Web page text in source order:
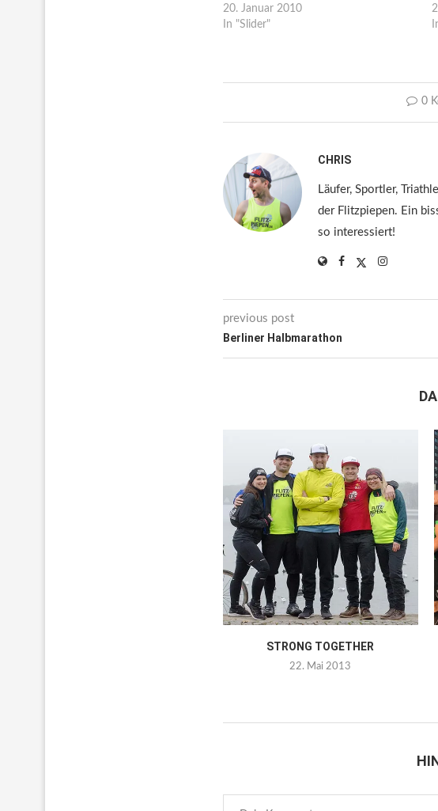
20. Januar 2010
In "Slider"
0
CHRIS
Läufer, Sportler,
der Flitzpiepen. Ein
so interessiert!
previous post
Berliner Halbmarathon
STRONG TOGETHER
22. Mai 2013